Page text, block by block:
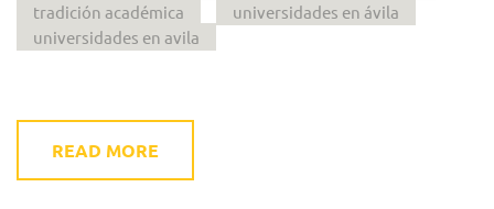
tradición académica
universidades en ávila
universidades en avila
READ MORE